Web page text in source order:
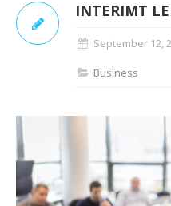
INTERIMT
September 12,
Business